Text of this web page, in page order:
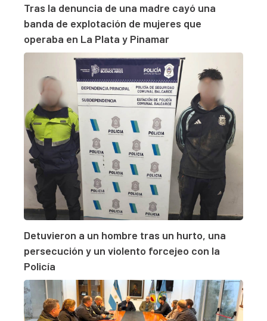
Tras la denuncia de una madre cayó una
banda de explotación de mujeres que
operaba en La Plata y Pinamar
Detuvieron a un hombre tras un hurto, una
persecución y un violento forcejeo con la
Policía